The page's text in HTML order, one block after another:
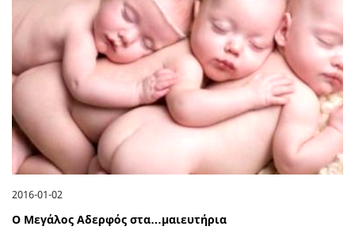
2016-01-02
Ο Μεγάλος Αδερφός στα…μαιευτήρια